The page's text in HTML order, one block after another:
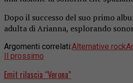
Dopo il successo del suo primo
adulta di Arianna, esplorando
Argomenti correlati:Alternative rock
Il prossimo
Emit rilascia “Verona”